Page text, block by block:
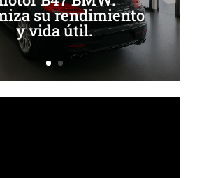
su rendimiento
y vida útil.